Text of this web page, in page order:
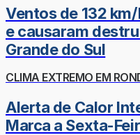
Ventos de 132
e causaram
Grande do Sul
CLIMA EXTREMO EM
Alerta de Calor
Marca a Sexta-